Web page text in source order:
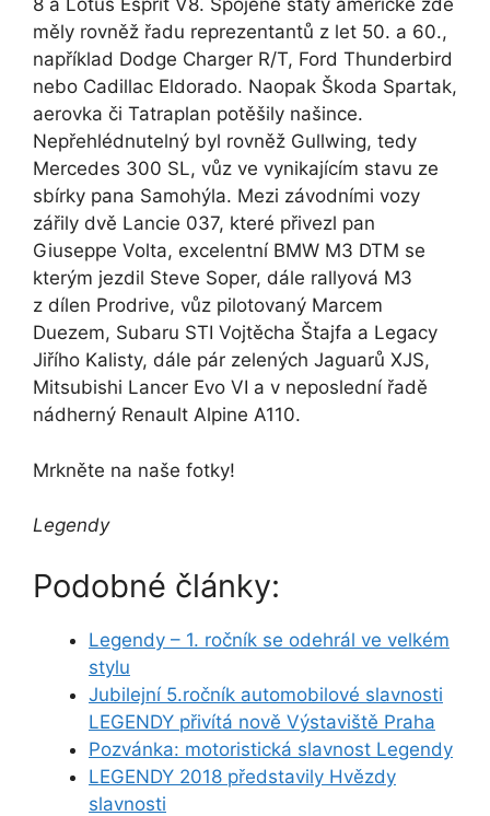
8 a Lotus Esprit V8. Spojené státy americké zde
měly rovněž řadu reprezentantů z let 50. a 60.,
například Dodge Charger R/T, Ford Thunderbird
nebo Cadillac Eldorado. Naopak Škoda Spartak,
aerovka či Tatraplan potěšily našince.
Nepřehlédnutelný byl rovněž Gullwing, tedy
Mercedes 300 SL, vůz ve vynikajícím stavu ze
sbírky pana Samohýla. Mezi závodními vozy
zářily dvě Lancie 037, které přivezl pan
Giuseppe Volta, excelentní BMW M3 DTM se
kterým jezdil Steve Soper, dále rallyová M3
z dílen Prodrive, vůz pilotovaný Marcem
Duezem, Subaru STI Vojtěcha Štajfa a Legacy
Jiřího Kalisty, dále pár zelených Jaguarů XJS,
Mitsubishi Lancer Evo VI a v neposlední řadě
nádherný Renault Alpine A110.
Mrkněte na naše fotky!
Legendy
Podobné články:
Legendy – 1. ročník se odehrál ve velkém
stylu
Jubilejní 5.ročník automobilové slavnosti
LEGENDY přivítá nově Výstaviště Praha
Pozvánka: motoristická slavnost Legendy
LEGENDY 2018 představily Hvězdy
slavnosti